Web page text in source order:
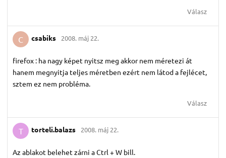
Válasz
C csabiks 2008. máj 22.
firefox : ha nagy képet nyitsz meg akkor nem méretezi át
hanem megnyitja teljes méretben ezért nem látod a fejlécet,
sztem ez nem probléma.
Válasz
T torteli.​balazs 2008. máj 22.
Az ablakot belehet zárni a Ctrl + W bill.